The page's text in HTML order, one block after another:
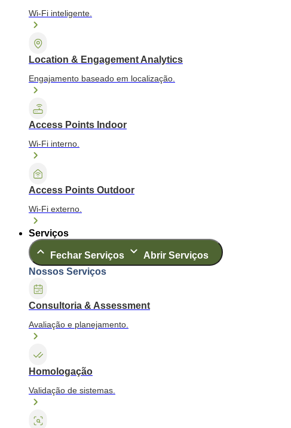
Wi-Fi inteligente.
Location & Engagement Analytics
Engajamento baseado em localização.
Access Points Indoor
Wi-Fi interno.
Access Points Outdoor
Wi-Fi externo.
Serviços
Fechar Serviços
Abrir Serviços
Nossos Serviços
Consultoria & Assessment
Avaliação e planejamento.
Homologação
Validação de sistemas.